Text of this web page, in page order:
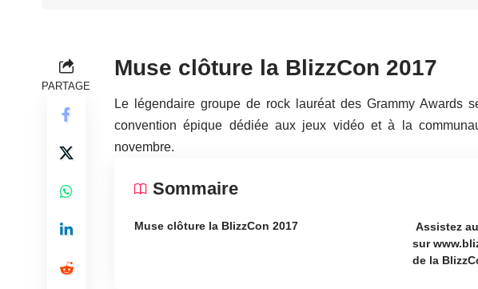
PARTAGE
Muse clôture la BlizzCon 2017
Le légendaire groupe de rock lauréat des Grammy Awards
convention épique dédiée aux jeux vidéo et à la
novembre.
Sommaire
Muse clôture la BlizzCon 2017
Assistez
sur
de la